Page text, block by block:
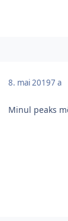
8. mai 20197 a
Minul peaks